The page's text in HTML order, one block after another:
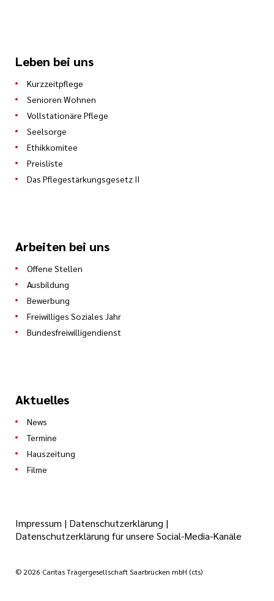
Leben bei uns
Kurzzeitpflege
Senioren Wohnen
Vollstationäre Pflege
Seelsorge
Ethikkomitee
Preisliste
Das Pflegestärkungsgesetz II
Arbeiten bei uns
Offene Stellen
Ausbildung
Bewerbung
Freiwilliges Soziales Jahr
Bundesfreiwilligendienst
Aktuelles
News
Termine
Hauszeitung
Filme
© 2026 Caritas Trägergesellschaft Saarbrücken mbH (cts)
Impressum | Datenschutzerklärung |
Datenschutzerklärung für unsere Social-Media-Kanäle